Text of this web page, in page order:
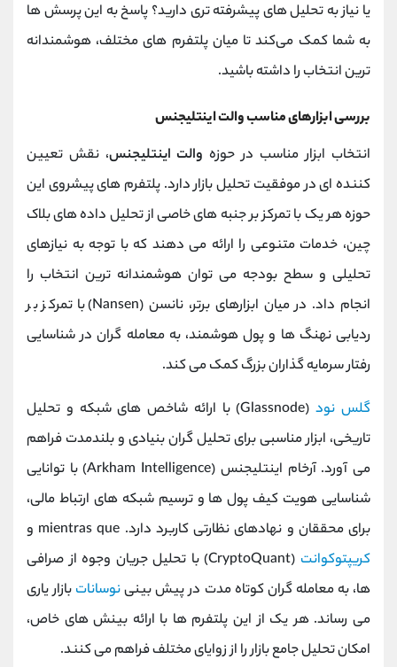
یا نیاز به تحلیل‌ های پیشرفته ‌تری دارید؟ پاسخ به این پرسش ‌ها
به شما کمک می‌کند تا میان پلتفرم‌ های مختلف، هوشمندانه‌
ترین انتخاب را داشته باشید.
بررسی ابزارهای مناسب والت اینتلیجنس
انتخاب ابزار مناسب در حوزه والت اینتلیجنس، نقش تعیین
‌کننده ‌ای در موفقیت تحلیل بازار دارد. پلتفرم ‌های پیشروی این
حوزه هر یک با تمرکز بر جنبه ‌های خاصی از تحلیل داده ‌های بلاک‌
چین، خدمات متنوعی را ارائه می‌ دهند که با توجه به نیازهای
تحلیلی و سطح بودجه می ‌توان هوشمندانه ‌ترین انتخاب را
انجام داد. در میان ابزارهای برتر، نانسن (Nansen) با تمرکز بر
ردیابی نهنگ ‌ها و پول هوشمند، به معامله‌ گران در شناسایی
رفتار سرمایه‌ گذاران بزرگ کمک می کند.
گلس‌ نود
(Glassnode) با ارائه شاخص ‌های شبکه و تحلیل
تاریخی، ابزار مناسبی برای تحلیل‌ گران بنیادی و بلندمدت فراهم
می ‌آورد. آرخام اینتلیجنس (Arkham Intelligence) با توانایی
شناسایی هویت کیف پول ‌ها و ترسیم شبکه ‌های ارتباط مالی،
برای محققان و نهادهای نظارتی کاربرد دارد. mientras que و
کریپتوکوانت
(CryptoQuant) با تحلیل جریان وجوه از صرافی
‌ها، به معامله ‌گران کوتاه ‌مدت در پیش‌ بینینوسانات بازار یاری
می ‌رساند. هر یک از این پلتفرم‌ ها با ارائه بینش ‌های خاص،
امکان تحلیل جامع بازار را از زوایای مختلف فراهم می کنند.